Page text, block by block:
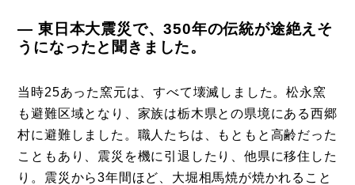
― 東日本大震災で、350年の伝統が途絶えそ
うになったと聞きました。
当時25あった窯元は、すべて壊滅しました。松永窯
も避難区域となり、家族は栃木県との県境にある西郷
村に避難しました。職人たちは、もともと高齢だった
こともあり、震災を機に引退したり、他県に移住した
り。震災から3年間ほど、大堀相馬焼が焼かれること